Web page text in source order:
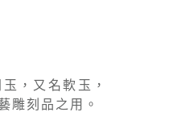
，又名軟玉，
雕刻品之用。